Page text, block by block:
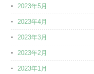
2023年5月
2023年4月
2023年3月
2023年2月
2023年1月